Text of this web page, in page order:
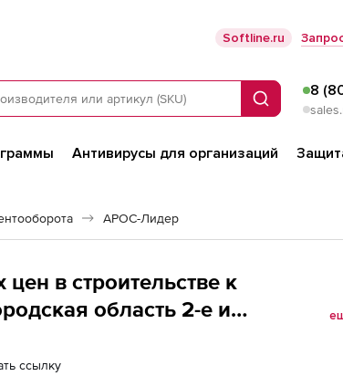
Softline.ru
Поиск
8
Антивирусы для организаций
АРОС-Лидер
в строительстве к
область 2-е и
ссылку